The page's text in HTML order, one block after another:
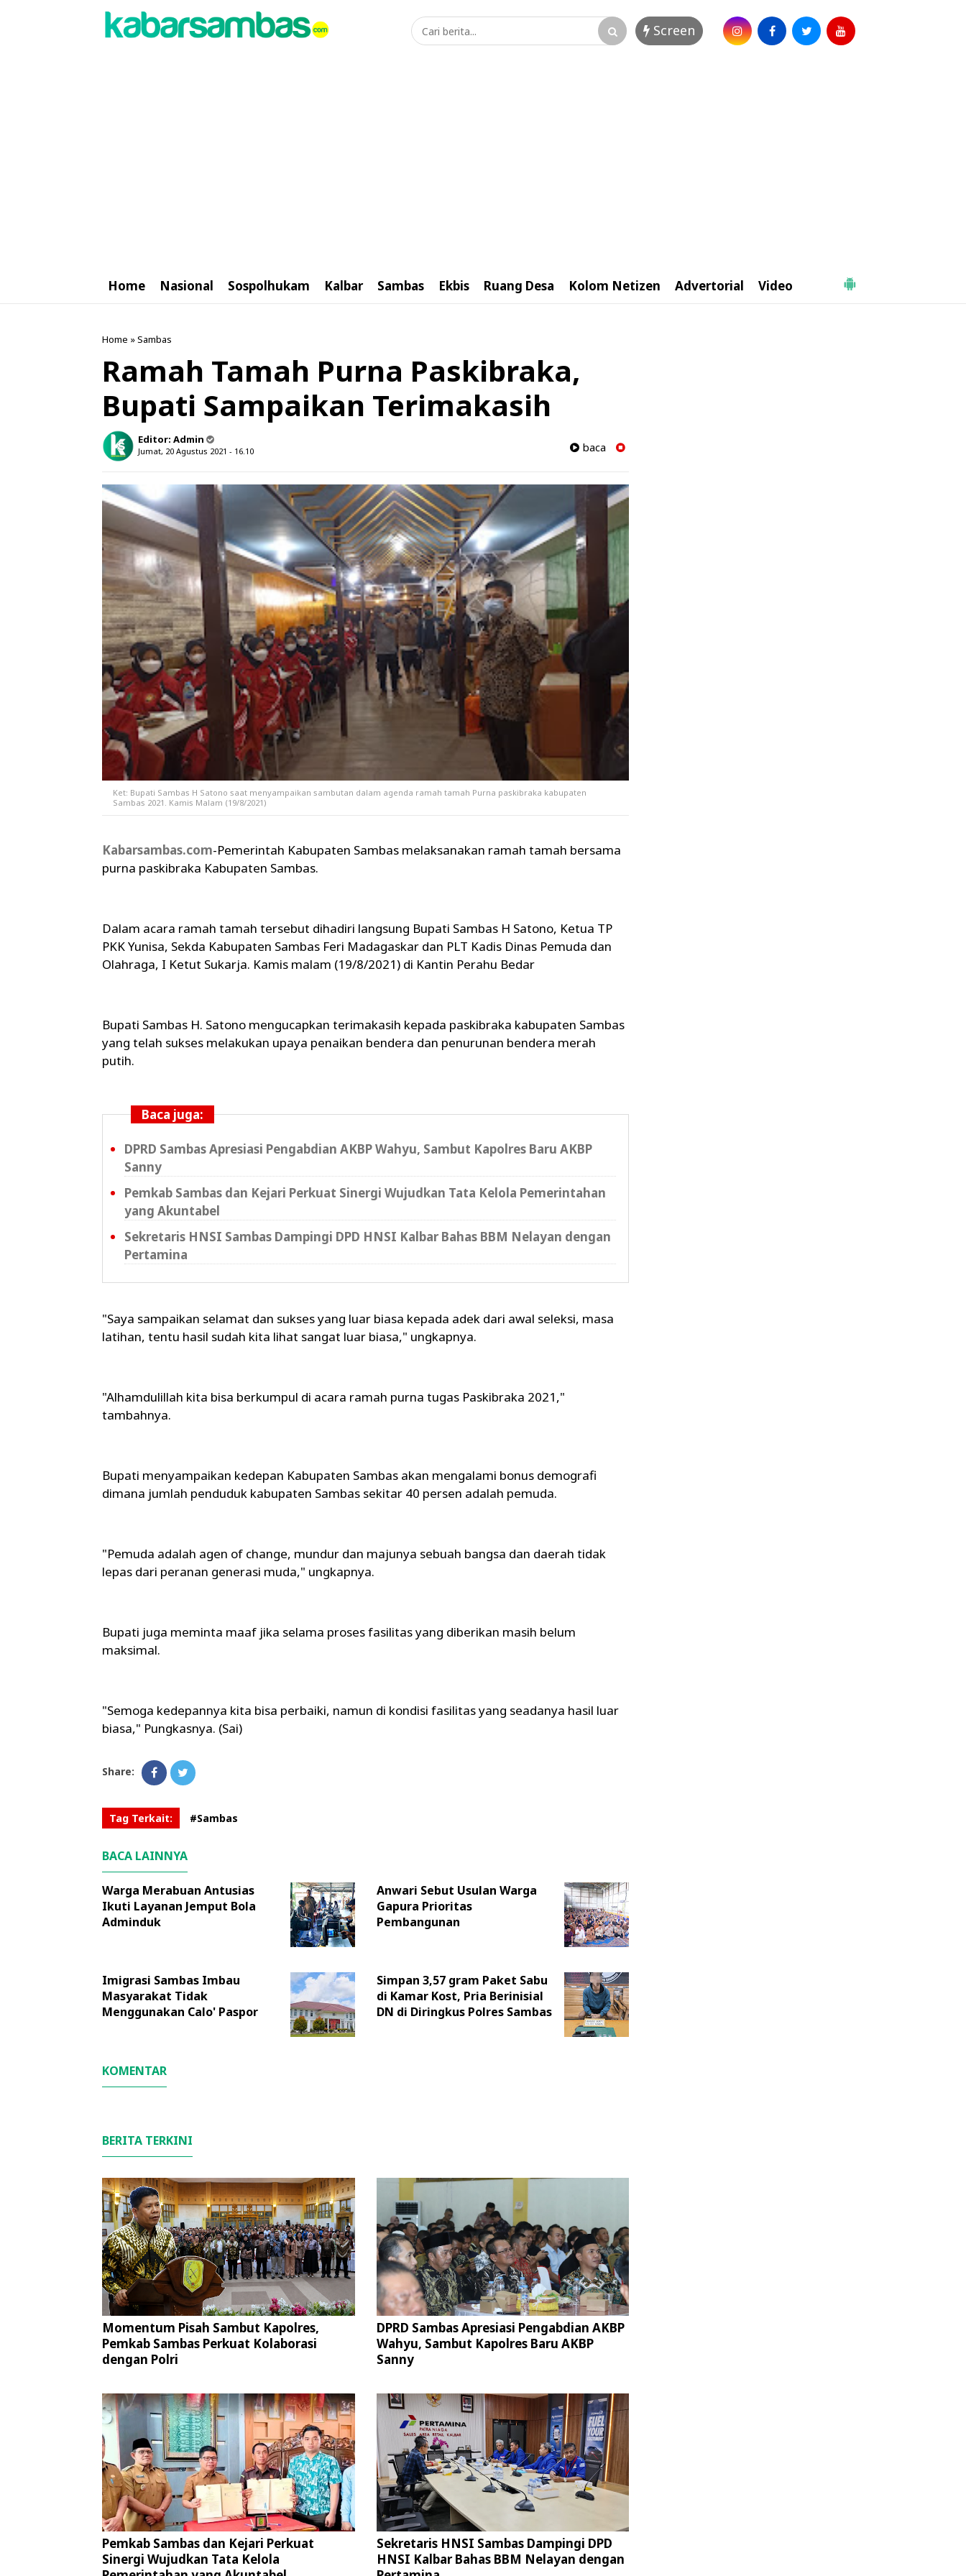
Screen
Home Nasional Sospolhukam Kalbar Sambas Ekbis Ruang Desa Kolom Netizen Advertorial Video
Home »Sambas
Ramah Tamah Purna Paskibraka,
Bupati Sampaikan Terimakasih
Editor: Admin
Jumat, 20 Agustus 2021 - 16.10 baca
Ket: Bupati Sambas H Satono saat menyampaikan sambutan dalam agenda ramah tamah Purna paskibraka kabupaten
Sambas 2021. Kamis Malam (19/8/2021)
Kabarsambas.com-Pemerintah Kabupaten Sambas melaksanakan ramah tamah bersama
purna paskibraka Kabupaten Sambas.
Dalam acara ramah tamah tersebut dihadiri langsung Bupati Sambas H Satono, Ketua TP
PKK Yunisa, Sekda Kabupaten Sambas Feri Madagaskar dan PLT Kadis Dinas Pemuda dan
Olahraga, I Ketut Sukarja. Kamis malam (19/8/2021) di Kantin Perahu Bedar
Bupati Sambas H. Satono mengucapkan terimakasih kepada paskibraka kabupaten Sambas
yang telah sukses melakukan upaya penaikan bendera dan penurunan bendera merah
putih.
Baca juga:
DPRD Sambas Apresiasi Pengabdian AKBP Wahyu, Sambut Kapolres Baru AKBP
Sanny
Pemkab Sambas dan Kejari Perkuat Sinergi Wujudkan Tata Kelola Pemerintahan
yang Akuntabel
Sekretaris HNSI Sambas Dampingi DPD HNSI Kalbar Bahas BBM Nelayan dengan
Pertamina
"Saya sampaikan selamat dan sukses yang luar biasa kepada adek dari awal seleksi, masa
latihan, tentu hasil sudah kita lihat sangat luar biasa," ungkapnya.
"Alhamdulillah kita bisa berkumpul di acara ramah purna tugas Paskibraka 2021,"
tambahnya.
Bupati menyampaikan kedepan Kabupaten Sambas akan mengalami bonus demografi
dimana jumlah penduduk kabupaten Sambas sekitar 40 persen adalah pemuda.
"Pemuda adalah agen of change, mundur dan majunya sebuah bangsa dan daerah tidak
lepas dari peranan generasi muda," ungkapnya.
Bupati juga meminta maaf jika selama proses fasilitas yang diberikan masih belum
maksimal.
"Semoga kedepannya kita bisa perbaiki, namun di kondisi fasilitas yang seadanya hasil luar
biasa," Pungkasnya. (Sai)
Share:
Tag Terkait: #Sambas
BACA LAINNYA
Warga Merabuan Antusias
Ikuti Layanan Jemput Bola
Adminduk
Anwari Sebut Usulan Warga
Gapura Prioritas
Pembangunan
Imigrasi Sambas Imbau
Masyarakat Tidak
Menggunakan Calo' Paspor ‎
Simpan 3,57 gram Paket Sabu
di Kamar Kost, Pria Berinisial
DN di Diringkus Polres Sambas ‎
KOMENTAR
BERITA TERKINI
Momentum Pisah Sambut Kapolres,
Pemkab Sambas Perkuat Kolaborasi
dengan Polri
DPRD Sambas Apresiasi Pengabdian AKBP
Wahyu, Sambut Kapolres Baru AKBP
Sanny
Pemkab Sambas dan Kejari Perkuat
Sinergi Wujudkan Tata Kelola
Sekretaris HNSI Sambas Dampingi DPD
HNSI Kalbar Bahas BBM Nelayan dengan